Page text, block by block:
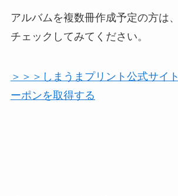
アルバムを複数冊作成予定の方は
チェックしてみてください。
＞＞＞しまうまプリント公式サイ
ーポンを取得する